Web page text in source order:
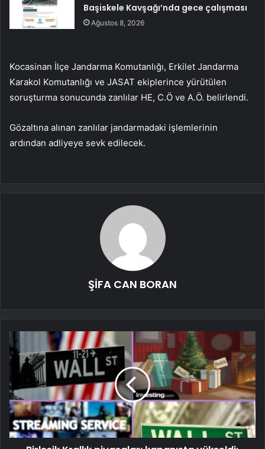
Başiskele Kavşağı’nda gece çalışması
Ağustos 8, 2026
Kocasinan İlçe Jandarma Komutanlığı, Erkilet Jandarma
Karakol Komutanlığı ve JASAT ekiplerince yürütülen
soruşturma sonucunda zanlılar HE, C.Ö ve A.Ö. belirlendi.
Gözaltına alınan zanlılar jandarmadaki işlemlerinin
ardından adliyeye sevk edilecek.
ŞİFA CAN BORAN